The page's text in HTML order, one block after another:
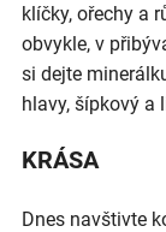
klíčky, ořechy a
obvykle, v
si dejte
hlavy, šípkový a
KRÁSA
Dnes navštivte